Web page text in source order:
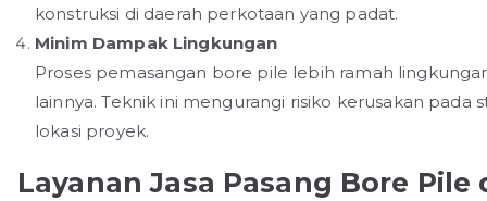
konstruksi di daerah perkotaan yang padat.
Minim Dampak Lingkungan
Proses pemasangan bore pile lebih ramah
lainnya. Teknik ini mengurangi risiko kerusakan
lokasi proyek.
Layanan Jasa Pasang Bore